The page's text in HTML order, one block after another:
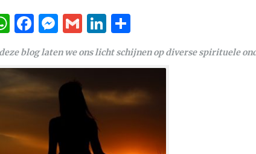
WhatsApp
Facebook
Messenger
GmailLinkedIn
blog laten we ons licht schijnen op diverse spirituele